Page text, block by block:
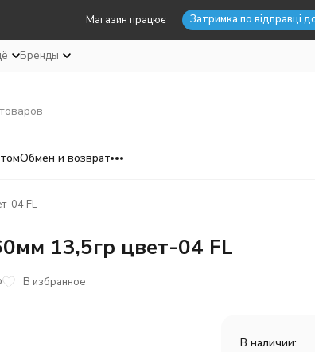
Магазин працює Затримка по відправці
Бренды
Обмен и возврат
04 FL
13,5гр цвет-04 FL
В избранное
В наличии: